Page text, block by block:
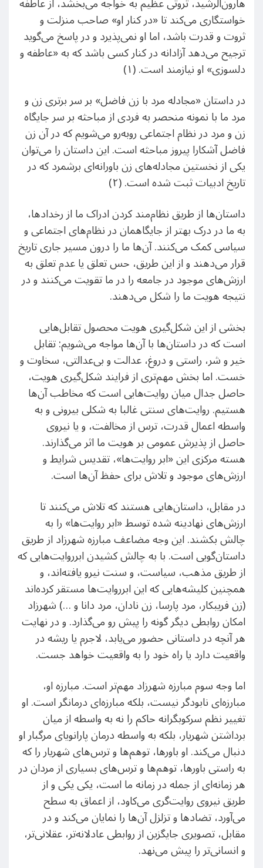
خواستگاری می‌کند تا «در کنار او» صاحب منزلت و
ثروت و قدرت باشد، اما او نمی‌پذیرد و در پاسخ می‌گوید
ترجیح می‌دهد آزادانه در کنار کسی باشد که به «عاطفه و
دلسوزی» او نیازمند است. (۱)
در داستان «مجادله مرد با زن فاضل» بر سر برتری زن و
مرد ما با نمونه منحصر به فردی از مباحثه بر سر جایگاه
زن و مرد در نظام اجتماعی روبه‌رو می‌شویم که در آن زن
فاضل آشکارا پیروز مباحثه است. این داستان را می‌توان
یکی از نخستین مجادله‌های زن باورانه‌ای برشمرد که در
تاریخ ادبیات ثبت شده است. (۲)
داستان‌ها از طریق نظام‌مند کردن ادراک ما از رخدادها،
به ما در درک بهتر از جایگاهمان در نظام‌های اجتماعی و
سیاسی کمک می‌کنند. آن‌ها ما را درون مسیر جاری تاریخ
قرار می‌دهند و از این طریق، حس تعلق یا عدم تعلق به
ارزش‌های موجود در جامعه را در ما تقویت می‌کنند و در
نتیجه هویت ما را شکل می‌دهند.
بخشی از این شکل‌گیری هویت محصول تقابل‌هایی
است که در داستان‌ها با آن‌ها مواجه می‌شویم: تقابل
خیر و شر، راستی و دروغ، عدالت و بی‌عدالتی، سخاوت و
خست. اما بخش مهم‌تری از فرایند شکل‌گیری هویت،
حاصل جدال میان روایت‌هایی است که مخاطب آن‌ها
هستیم. روایت‌های سنتی غالبا به شکلی بیرونی و به
واسطه اعمال قدرت، ترس از مخالفت، و یا نیروی
حاصل از پذیرش عمومی بر هویت ما اثر می‌گذارند.
هسته مرکزی این «ابر روایت‌ها»، تقدیس شرایط و
ارزش‌های موجود و تلاش برای حفظ آن‌ها است.
در مقابل، داستان‌هایی هستند که تلاش می‌کنند تا
ارزش‌های نهادینه شده توسط «ابر روایت‌ها» را به
چالش بکشند. این وجه مضاعف مبارزه شهرزاد از طریق
داستان‌گویی است. با به چالش کشیدن ابرروایت‌هایی که
از طریق مذهب، سیاست، و سنت نیرو یافته‌اند، و
همچنین کلیشه‌هایی که این ابرروایت‌ها مستقر کرده‌اند
(زن فریبکار، مرد پارسا، زن نادان، مرد دانا و …) شهرزاد
امکان روابطی دیگر گونه را پیش رو می‌گذارد. و در نهایت
هر آنچه در داستانی حضور می‌یابد، لاجرم یا ریشه در
واقعیت دارد یا راه خود را به واقعیت خواهد جست.
اما وجه سوم مبارزه شهرزاد مهم‌تر است. مبارزه او،
مبارزه‌ای نابودگر نیست، بلکه مبارزه‌ای درمانگر است. او
تغییر نظم سرکوبگرانه حاکم را نه به واسطه از میان
برداشتن شهریار، بلکه به واسطه درمان پارانویای مرگبار او
دنبال می‌کند. او باورها، توهم‌ها و ترس‌های شهریار را که
به راستی باورها، توهم‌ها و ترس‌های بسیاری از مردان در
هر زمانه‌ای از جمله در زمانه ما است، یکی یکی و از
طریق نیروی روایت‌گری می‌کاود، از اعماق به سطح
می‌آورد، تضادها و تزلزل آن‌ها را نمایان می‌کند و در
مقابل، تصویری جایگزین از روابطی عادلانه‌تر، عقلانی‌تر،
و انسانی‌تر را پیش می‌نهد.